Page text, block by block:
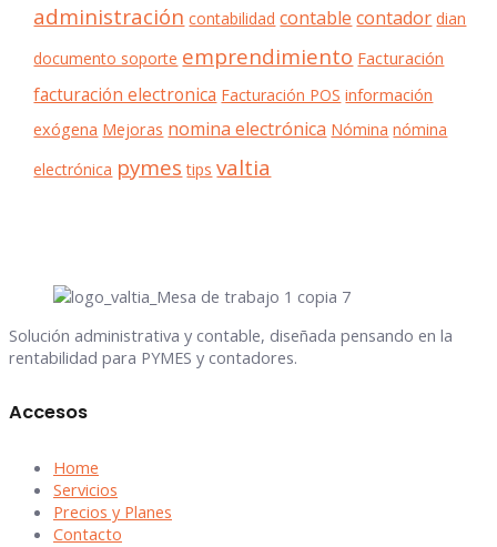
administración contabilidad contable contador dian
documento soporte emprendimiento Facturación
facturación electronica Facturación POS información
exógena Mejoras nomina electrónica Nómina nómina
electrónica pymes tips valtia
Solución administrativa y contable, diseñada pensando en la
rentabilidad para PYMES y contadores.
Accesos
Home
Servicios
Precios y Planes
Contacto